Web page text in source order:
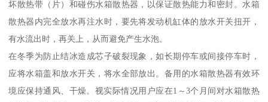
坏散热带（片）和碰伤水箱散热器，以保证散热能力和密封。水箱
散热器内完全放水再注水时，要先将发动机缸体的放水开关扭开，
有水流出时，再关上，从而避免产生水泡。
在冬季为防止结冰造成芯子破裂现象，如长期停车或间接停车时，
应将水箱盖和放水开关，将水全部放出。备用的水箱散热器有效环
境应保持通风、干燥。视实际情况用户应在1～3个月间对水箱散热